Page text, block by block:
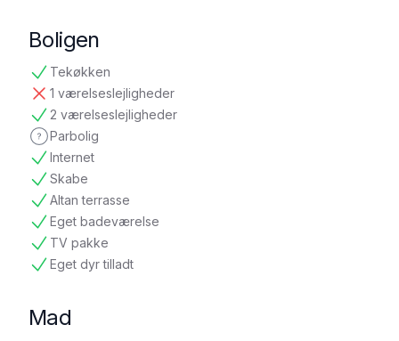
Boligen
Tekøkken
tilgængelig
1 værelseslejligheder
ikke tilgængelig
2 værelseslejligheder
tilgængelig
Parbolig
ikke oplyst
Internet
tilgængelig
Skabe
tilgængelig
Altan terrasse
tilgængelig
Eget badeværelse
tilgængelig
TV pakke
tilgængelig
Eget dyr tilladt
tilgængelig
Mad